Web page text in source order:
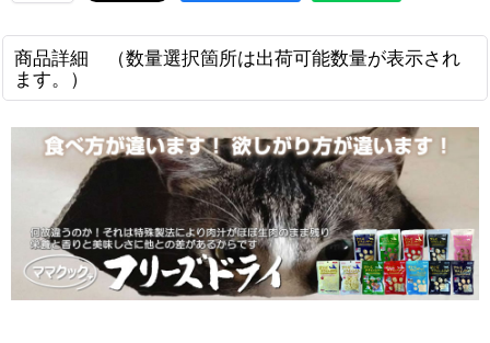
商品詳細 （数量選択箇所は出荷可能数量が表示され
ます。）